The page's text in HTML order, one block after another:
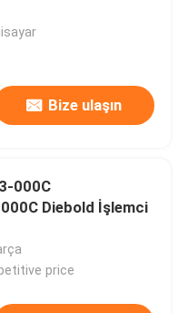
Bize ulaşın
000C
Diebold İşlemci
price